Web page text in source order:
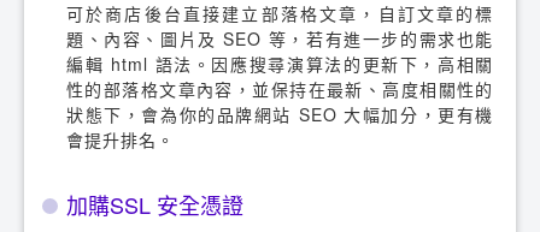
可於商店後台直接建立部落格文章，自訂文章的標
題、內容、圖片及 SEO 等，若有進一步的需求也能
編輯 html 語法。因應搜尋演算法的更新下，高相關
性的部落格文章內容，並保持在最新、高度相關性的
狀態下，會為你的品牌網站 SEO 大幅加分，更有機
會提升排名。
加購SSL 安全憑證